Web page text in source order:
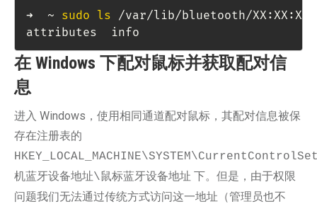
➜  ~ sudo ls /var/lib/bluetooth/
attributes  info
在 Windows 下配对鼠标并获取配对信
息
进入 Windows，使用相同通道配对鼠标，其配对信息被保
存在注册表的
机蓝牙设备地址\鼠标蓝牙设备地址 下。但是，由于权限
问题我们无法通过传统方式访问这一地址（管理员也不